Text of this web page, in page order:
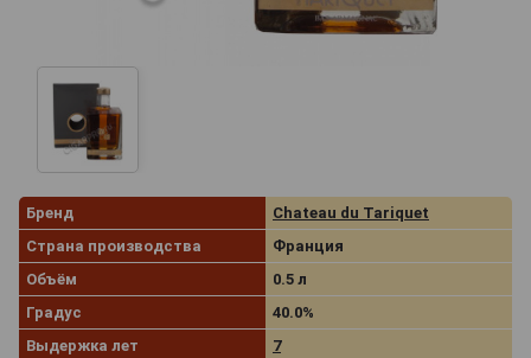
Бренд
Chаteau du Tariquet
Страна производства
Франция
Объём
0.5 л
Градус
40.0%
Выдержка лет
7